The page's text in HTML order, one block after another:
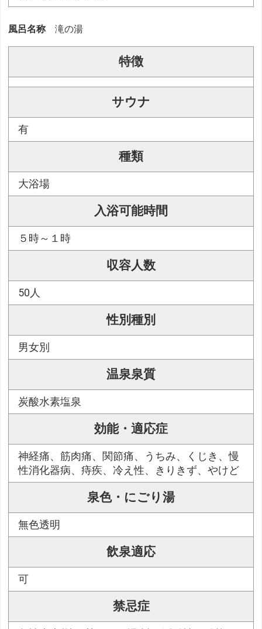
風呂名称 滝の湯
特徴
サウナ
有
種類
大浴場
入浴可能時間
５時～１時
収容人数
50人
性別種別
男女別
温泉泉質
炭酸水素塩泉
効能・適応症
神経痛、筋肉痛、関節痛、うちみ、くじき、慢
性消化器病、痔疾、冷え性、きりきず、やけど
泉色・にごり湯
無色透明
飲泉適応
可
禁忌症